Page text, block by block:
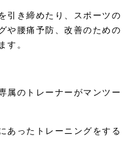
引き締めたり、スポーツの
や腰痛予防、改善のための
す。
属のトレーナーがマンツー
あったトレーニングをする